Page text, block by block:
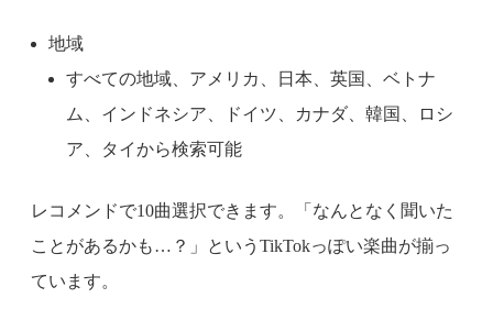
地域
すべての地域、アメリカ、日本、英国、ベトナ
ム、インドネシア、ドイツ、カナダ、韓国、ロシ
ア、タイから検索可能
レコメンドで10曲選択できます。「なんとなく聞いた
ことがあるかも…？」というTikTokっぽい楽曲が揃っ
ています。